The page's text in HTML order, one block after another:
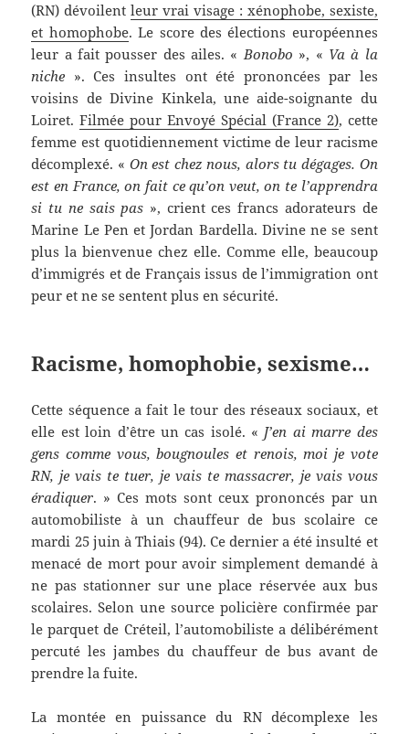
(RN) dévoilentleur vrai visage : xénophobe, sexiste,
et homophobe. Le score des élections européennes
leur a fait pousser des ailes. «Bonobo », « Va à la
niche ». Ces insultes ont été prononcées par les
voisins de Divine Kinkela, une aide-soignante du
Loiret.Filmée pour Envoyé Spécial (France 2), cette
femme est quotidiennement victime de leur racisme
décomplexé. « On est chez nous, alors tu dégages. On
est en France, on fait ce qu’on veut, on te l’apprendra
si tu ne sais pas », crient ces francs adorateurs de
Marine Le Pen et Jordan Bardella. Divine ne se sent
plus la bienvenue chez elle. Comme elle, beaucoup
d’immigrés et de Français issus de l’immigration ont
peur et ne se sentent plus en sécurité.
Racisme, homophobie, sexisme…
Cette séquence a fait le tour des réseaux sociaux, et
elle est loin d’être un cas isolé. « J’en ai marre des
gens comme vous, bougnoules et renois, moi je vote
RN, je vais te tuer, je vais te massacrer, je vais vous
éradiquer. » Ces mots sont ceux prononcés par un
automobiliste à un chauffeur de bus scolaire ce
mardi 25 juin à Thiais (94). Ce dernier a été insulté et
menacé de mort pour avoir simplement demandé à
ne pas stationner sur une place réservée aux bus
scolaires. Selon une source policière confirmée par
le parquet de Créteil, l’automobiliste a délibérément
percuté les jambes du chauffeur de bus avant de
prendre la fuite.
La montée en puissance du RN décomplexe les